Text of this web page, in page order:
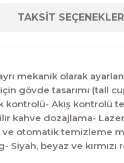
TAKSİT
mekanik olarak
gövde tasarımı (tall
kontrolü- Akış
kahve dozajlama-
otomatik temizleme
Siyah, beyaz ve kırmızı